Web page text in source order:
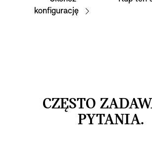
konfigurację
CZĘSTO
PYTANIA.